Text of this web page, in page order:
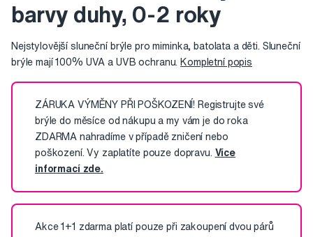
barvy duhy, 0-2 roky
Nejstylovější sluneční brýle pro miminka, batolata a děti. Sluneční
brýle mají 100% UVA a UVB ochranu. Kompletní popis
ZÁRUKA VÝMĚNY PŘI POŠKOZENÍ! Registrujte své
brýle do měsíce od nákupu a my vám je do roka
ZDARMA nahradíme v případě zničení nebo
poškození. Vy zaplatíte pouze dopravu. Více
informací zde.
Akce 1+1 zdarma platí pouze při zakoupení dvou párů